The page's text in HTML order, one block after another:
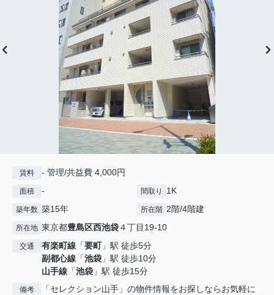
賃料 - 管理/共益費 4,000円
面積 - 間取り 1K
築年数 築15年 所在階 2階/4階建
所在地 東京都豊島区西池袋４丁目19-10
交通 有楽町線 「要町」駅 徒歩5分
副都心線 「池袋 」駅 徒歩10分
山手線 「池袋 」駅 徒歩15分
備考
「セレクション山手」の物件情報をお探しならお気軽に